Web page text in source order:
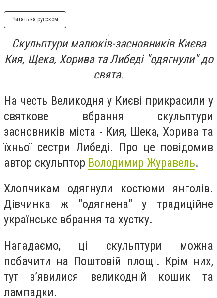
Читать на русском
Скульптури малюків-засновників Києва
Кия, Щека, Хорива та Либеді "одягнули" до
свята.
На честь Великодня у Києві прикрасили у
святкове вбрання скульптури
засновників міста - Кия, Щека, Хорива та
їхньої сестри Либеді. Про це повідомив
автор скульптор Володимир Журавель.
Хлопчикам одягнули костюми янголів.
Дівчинка ж "одягнена" у традиційне
українське вбрання та хустку.
Нагадаємо, ці скульптури можна
побачити на Поштовій площі. Крім них,
тут з’явилися великодній кошик та
лампадки.